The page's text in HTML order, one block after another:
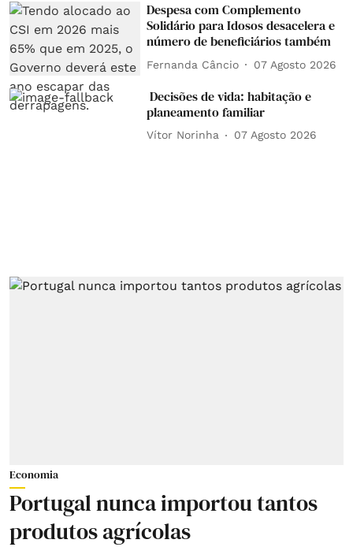
Despesa com Complemento
Solidário para Idosos desacelera e
número de beneficiários também
Fernanda Câncio 07 Agosto 2026
Decisões de vida: habitação e
planeamento familiar
Vítor Norinha 07 Agosto 2026
Economia
Portugal nunca importou tantos
produtos agrícolas